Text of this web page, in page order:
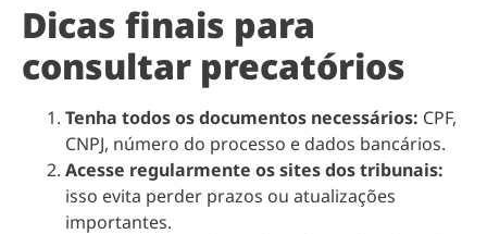
Dicas finais para
consultar precatórios
Tenha todos os documentos necessários: CPF,
CNPJ, número do processo e dados bancários.
Acesse regularmente os sites dos tribunais:
isso evita perder prazos ou atualizações
importantes.